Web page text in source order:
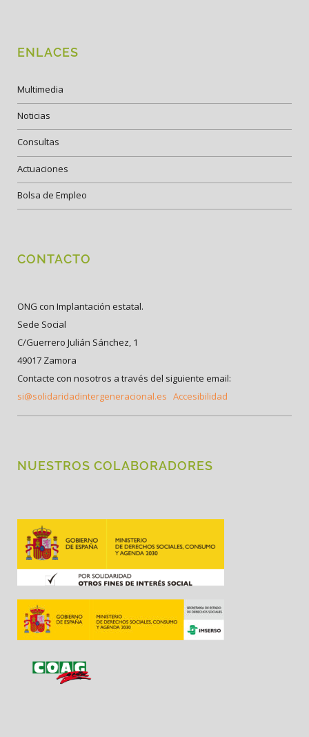
ENLACES
Multimedia
Noticias
Consultas
Actuaciones
Bolsa de Empleo
CONTACTO
ONG con Implantación estatal.
Sede Social
C/Guerrero Julián Sánchez, 1
49017 Zamora
Contacte con nosotros a través del siguiente email:
si@solidaridadintergeneracional.es Accesibilidad
NUESTROS COLABORADORES